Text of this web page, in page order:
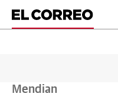
Mendian